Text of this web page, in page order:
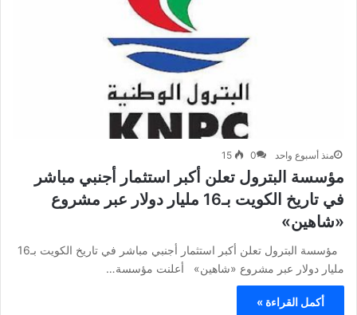
منذ أسبوع واحد 0
15
مؤسسة البترول تعلن أكبر استثمار أجنبي مباشر
في تاريخ الكويت بـ16 مليار دولار عبر مشروع
«شاهين»
مؤسسة البترول تعلن أكبر استثمار أجنبي مباشر في تاريخ الكويت بـ16
مليار دولار عبر مشروع «شاهين» أعلنت مؤسسة…
أكمل القراءة »